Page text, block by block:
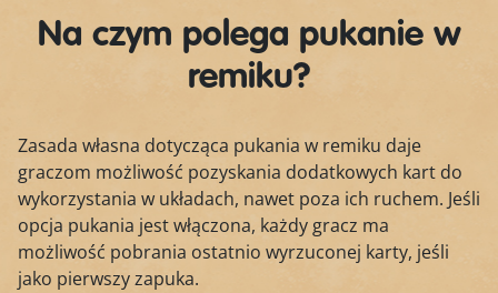
Na czym polega pukanie w
remiku?
Zasada własna dotycząca pukania w remiku daje
graczom możliwość pozyskania dodatkowych kart do
wykorzystania w układach, nawet poza ich ruchem. Jeśli
opcja pukania jest włączona, każdy gracz ma
możliwość pobrania ostatnio wyrzuconej karty, jeśli
jako pierwszy zapuka.